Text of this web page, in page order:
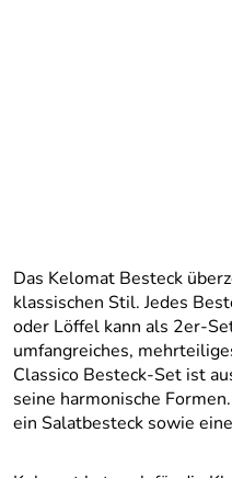
Das Kelomat Besteck
klassischen Stil. Jedes
oder Löffel kann als 2er-
umfangreiches,
Classico Besteck-Set ist
seine harmonische
ein Salatbesteck sowie